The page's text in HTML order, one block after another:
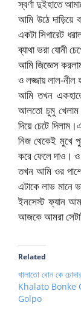
স্বর্ণা দুইহাতে
আমি উঠে দাড়িয়ে
একটা সিগারেট
ব্যাথা ভরা যোনী
আমি জিজ্ঞেস
ও লজ্জায় লাল-নীল
আমি তখন
আলতো চুমু
দিয়ে চেটে
নিজ থেকেই মুখে
করে ফেলে দাও।
তখন আমি ওর
এটাকে লাভ মানে
ইনসেস্ট ফ্যান
আজকে আমরা
Related
খালাতো বোন কে
Khalato Bonke
Golpo